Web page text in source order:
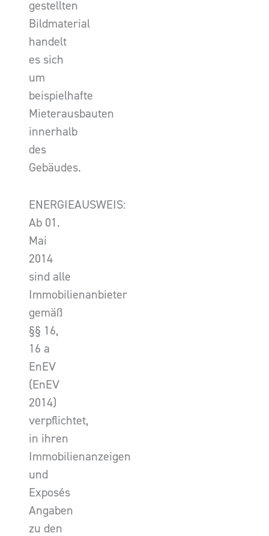
gestellten
Bildmaterial
handelt
es sich
um
beispielhafte
Mieterausbauten
innerhalb
des
Gebäudes.
ENERGIEAUSWEIS:
Ab 01.
Mai
2014
sind alle
Immobilienanbieter
gemäß
§§ 16,
16 a
EnEV
(EnEV
2014)
verpflichtet,
in ihren
Immobilienanzeigen
und
Exposés
Angaben
zu den